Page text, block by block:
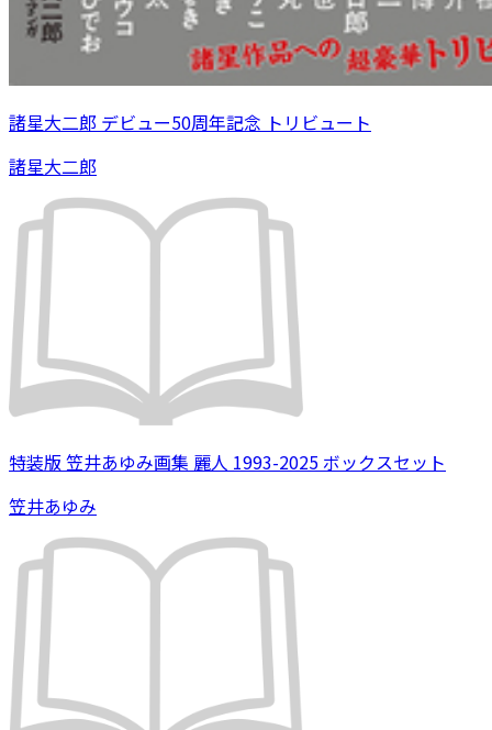
諸星大二郎 デビュー50周年記念 トリビュート
諸星大二郎
特装版 笠井あゆみ画集 麗人 1993-2025 ボックスセット
笠井あゆみ